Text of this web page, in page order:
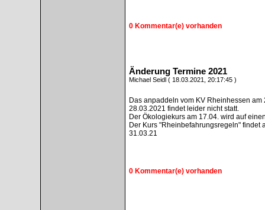
0 Kommentar(e) vorhanden
Änderung Termine 2021
Michael Seidl ( 18.03.2021, 20:17:45 )
Das anpaddeln vom KV Rheinhessen
28.03.2021 findet leider nicht statt.
Der Ökologiekurs am 17.04. wird auf
Der Kurs "Rheinbefahrungsregeln" findet
31.03.21
0 Kommentar(e) vorhanden